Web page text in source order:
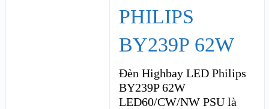
PHILIPS
BY239P 62W
Đèn Highbay LED Philips
BY239P 62W
LED60/CW/NW PSU là